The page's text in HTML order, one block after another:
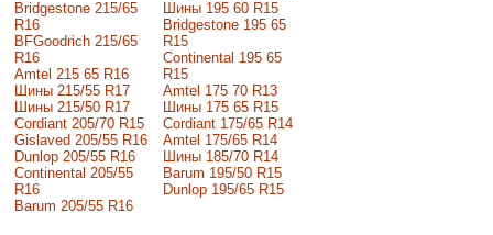
Bridgestone 215/65
R16
BFGoodrich 215/65
R16
Amtel 215 65 R16
Шины 215/55 R17
Шины 215/50 R17
Сordiant 205/70 R15
Gislaved 205/55 R16
Dunlop 205/55 R16
Continental 205/55
R16
Barum 205/55 R16
Шины 195 60 R15
Bridgestone 195 65
R15
Continental 195 65
R15
Amtel 175 70 R13
Шины 175 65 R15
Cordiant 175/65 R14
Amtel 175/65 R14
Шины 185/70 R14
Barum 195/50 R15
Dunlop 195/65 R15